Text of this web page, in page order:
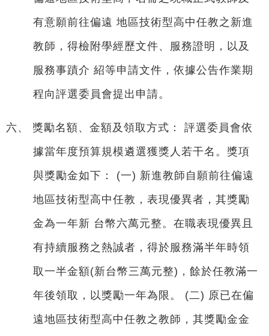
有意願前往偏遠 地區技術型高中任教之新進
教師，得檢附學經歷文件、服務證明，以及
服務事蹟介 紹等申請文件，依據公告作業期
程向評選委員會提出申請。
六、 獎勵名額、金額及領取方式： 評選委員會依
據當年度預算規模遴選獲獎人若干名。獎項
與獎勵金如下： (一) 新進教師自願前往偏遠
地區技術型高中任教，表現優異者，其獎勵
金為一年新 台幣六萬元整。在職表現優異且
有持續服務之熱誠者，得於服務滿半年時領
取一半金額(新台幣三萬元整)，餘於任教滿一
年後領取，以獎勵一年為限。 (二) 原已在偏
遠地區技術型高中任教之教師，其獎勵金金